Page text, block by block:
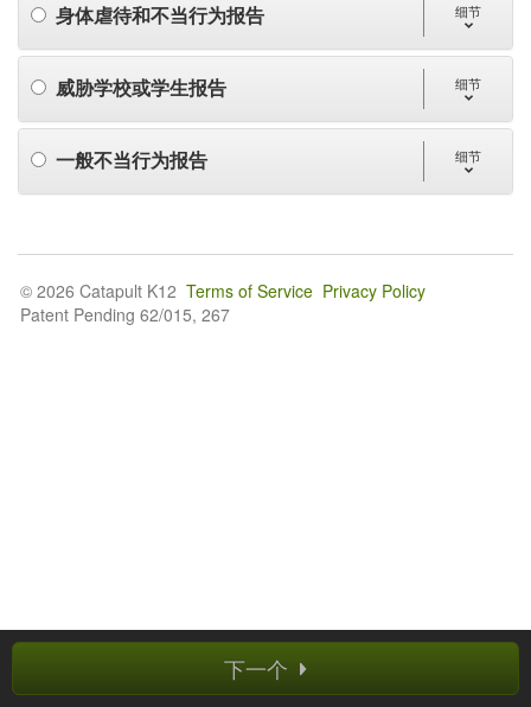
身体虐待和不当行为报告 细节
威胁学校或学生报告 细节
一般不当行为报告 细节
下一个
© 2026 Catapult K12 Terms of Service Privacy Policy
Patent Pending 62/015, 267